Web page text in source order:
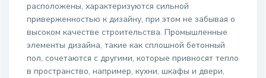
расположены, характеризуются сильной
приверженностью к дизайну, при этом не забывая о
высоком качестве строительства. Промышленные
элементы дизайна, такие как сплошной бетонный
пол, сочетаются с другими, которые привносят тепло
в пространство, например, кухни, шкафы и двери,